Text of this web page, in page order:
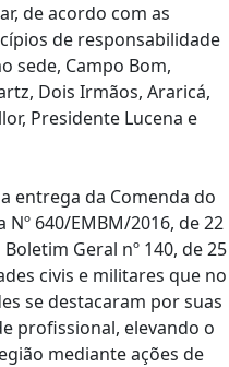
de acordo com as
de responsabilidade
sede, Campo Bom,
Dois Irmãos, Araricá,
Presidente Lucena e
entrega da Comenda do
640/EMBM/2016, de 22
Geral nº 140, de 25
civis e militares que no
se destacaram por suas
profissional, elevando o
mediante ações de